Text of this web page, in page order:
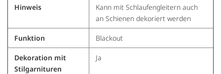
Hinweis
Kann mit Schlaufengleitern auch
an Schienen dekoriert werden
Funktion Blackout
Dekoration mit
Stilgarnituren
Ja